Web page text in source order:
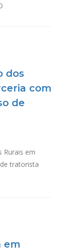
dos
com
de
Rurais em
tratorista
em